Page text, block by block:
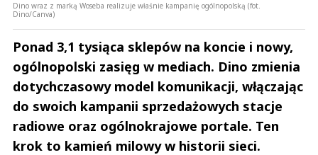
Dino wraz z marką Woseba realizuje właśnie kampanię ogólnopolską (fot.
Dino/Canva)
Ponad 3,1 tysiąca sklepów na koncie i nowy,
ogólnopolski zasięg w mediach. Dino zmienia
dotychczasowy model komunikacji, włączając
do swoich kampanii sprzedażowych stacje
radiowe oraz ogólnokrajowe portale. Ten
krok to kamień milowy w historii sieci.